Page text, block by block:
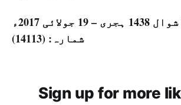
بدھ– 25 شوال 1438 ہجری – 19 جولائی 2017ء
شمارہ: (14113)
Sign up for more